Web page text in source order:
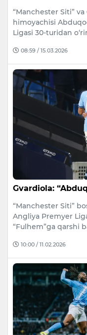
“Manchester Siti”
himoyachisi
Ligasi 30-turidan
08:59 / 15.03.2026
Gvardiola:
“Manchester Siti”
Angliya Premyer
“Fulhem”ga qarshi
10:00 / 11.02.2026